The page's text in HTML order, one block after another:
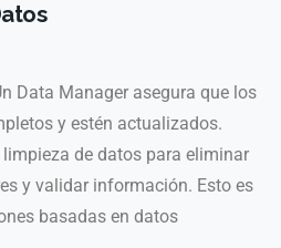
Data Manager asegura que los
y estén actualizados.
limpieza de datos para eliminar
y validar información. Esto es
basadas en datos